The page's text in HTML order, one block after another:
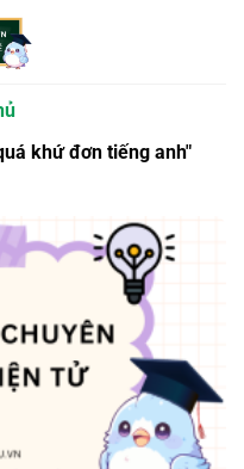
khứ đơn tiếng anh"